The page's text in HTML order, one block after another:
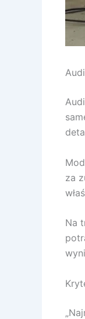
za
Na